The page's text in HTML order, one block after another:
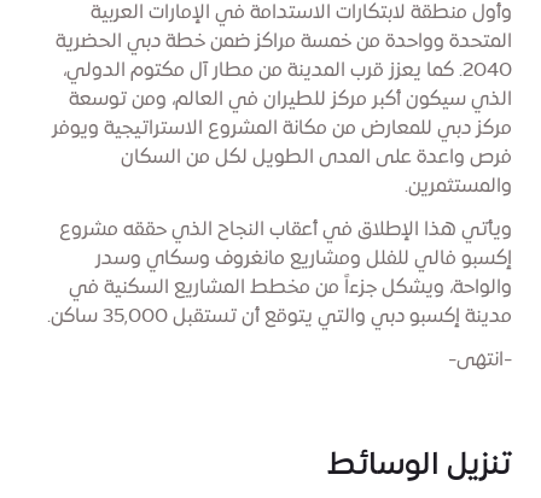
وأول منطقة لابتكارات الاستدامة في الإمارات العربية
المتحدة وواحدة من خمسة مراكز ضمن خطة دبي الحضرية
2040. كما يعزز قرب المدينة من مطار آل مكتوم الدولي،
الذي سيكون أكبر مركز للطيران في العالم، ومن توسعة
مركز دبي للمعارض من مكانة المشروع الاستراتيجية ويوفر
فرص واعدة على المدى الطويل لكل من السكان
والمستثمرين.
ويأتي هذا الإطلاق في أعقاب النجاح الذي حققه مشروع
إكسبو فالي للفلل ومشاريع مانغروف وسكاي وسدر
والواحة، ويشكل جزءاً من مخطط المشاريع السكنية في
مدينة إكسبو دبي والتي يتوقع أن تستقبل 35,000 ساكن.
-انتهى-
تنزيل الوسائط